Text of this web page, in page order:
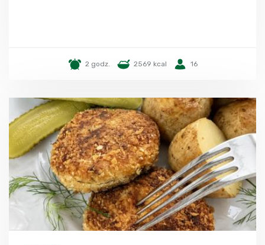
2 godz. 2569 kcal 16